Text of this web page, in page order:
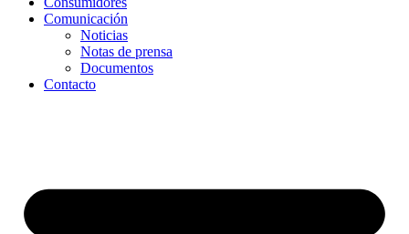
Comunicación
Noticias
Notas de prensa
Documentos
Contacto